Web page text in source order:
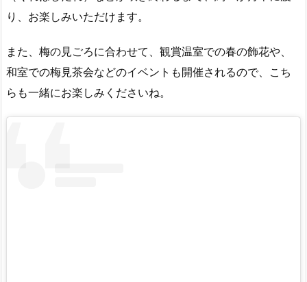
り、お楽しみいただけます。
また、梅の見ごろに合わせて、観賞温室での春の飾花や、
和室での梅見茶会などのイベントも開催されるので、こち
らも一緒にお楽しみくださいね。